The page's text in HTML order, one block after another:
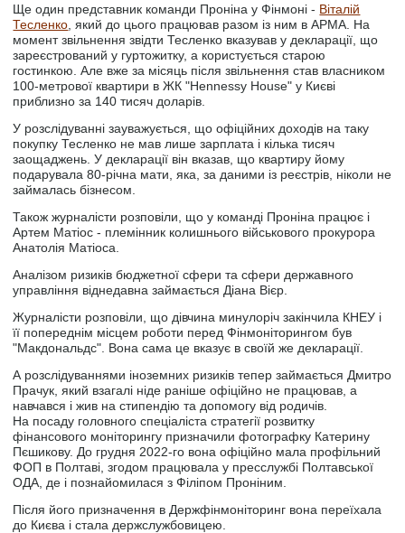
Ще один представник команди Проніна у Фінмоні - Віталій
Тесленко , який до цього працював разом із ним в АРМА. На
момент звільнення звідти Тесленко вказував у декларації, що
зареєстрований у гуртожитку, а користується старою
гостинкою. Але вже за місяць після звільнення став власником
100-метрової квартири в ЖК "Hennessy House" у Києві
приблизно за 140 тисяч доларів.
У розслідуванні зауважується, що офіційних доходів на таку
покупку Тесленко не мав лише зарплата і кілька тисяч
заощаджень. У декларації він вказав, що квартиру йому
подарувала 80-річна мати, яка, за даними із реєстрів, ніколи не
займалась бізнесом.
Також журналісти розповіли, що у команді Проніна працює і
Артем Матіос - племінник колишнього військового прокурора
Анатолія Матіоса.
Аналізом ризиків бюджетної сфери та сфери державного
управління віднедавна займається Діана Вієр.
Журналісти розповіли, що дівчина минулоріч закінчила КНЕУ і
її попереднім місцем роботи перед Фінмоніторингом був
"Макдональдс". Вона сама це вказує в своїй же декларації.
А розслідуваннями іноземних ризиків тепер займається Дмитро
Прачук, який взагалі ніде раніше офіційно не працював, а
навчався і жив на стипендію та допомогу від родичів.
На посаду головного спеціаліста стратегії розвитку
фінансового моніторингу призначили фотографку Катерину
Пєшикову. До грудня 2022-го вона офіційно мала профільний
ФОП в Полтаві, згодом працювала у пресслужбі Полтавської
ОДА, де і познайомилася з Філіпом Проніним.
Після його призначення в Держфінмоніторинг вона переїхала
до Києва і стала держслужбовицею.